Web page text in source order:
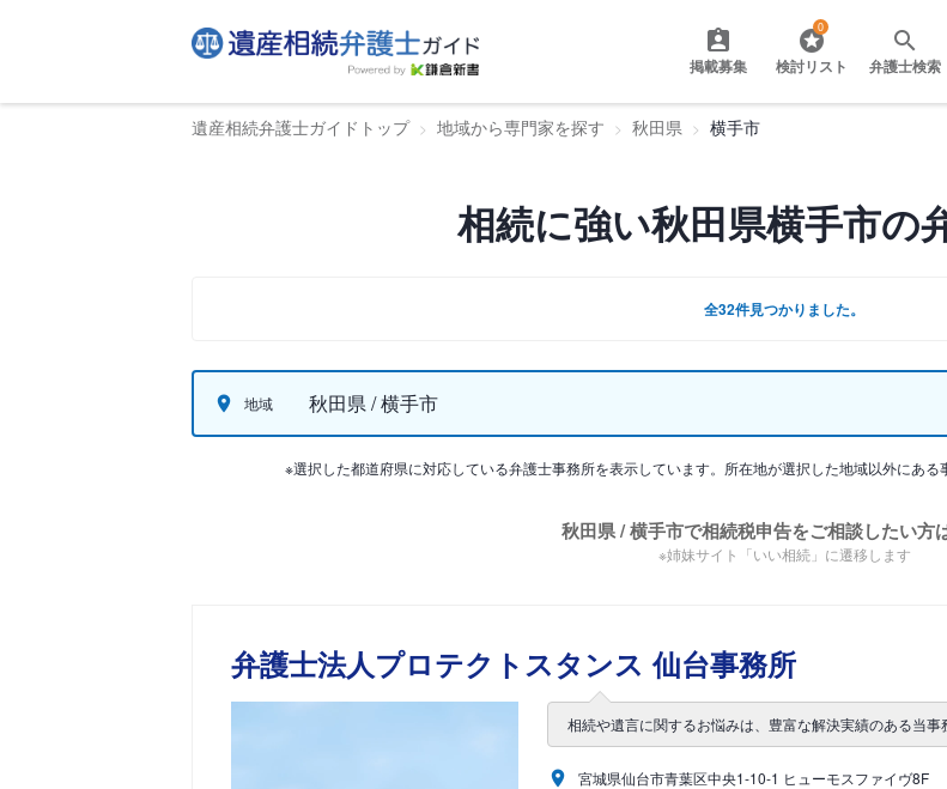
掲載募集
0
検討リスト 弁護士検索
遺産相続弁護士ガイドトップ 地域から専門家を探す 秋田県 横手市
相続に強い秋田県横手市の
全32件見つかりました。
地域 秋田県 / 横手市
※選択した都道府県に対応している弁護士事務所を表示しています。所在地が選択した地域以外にある
秋田県 / 横手市で相続税申告をご相談したい方
※姉妹サイト「いい相続」に遷移します
弁護士法人プロテクトスタンス 仙台事務所
相続や遺言に関するお悩みは、豊富な解決実績のある当事
宮城県仙台市青葉区中央1-10-1 ヒューモスファイヴ8F